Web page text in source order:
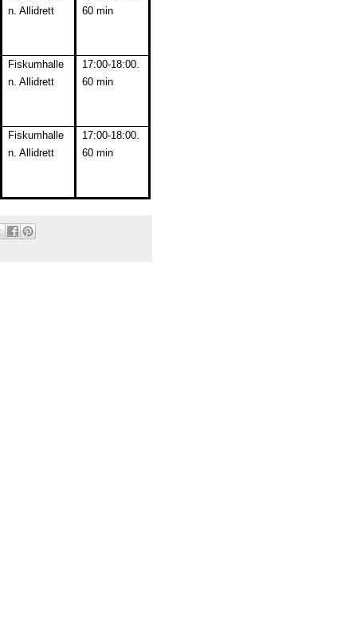
n. Allidrett
60 min
Fiskumhalle
n. Allidrett
17:00-18:00.
60 min
Fiskumhalle
n. Allidrett
17:00-18:00.
60 min